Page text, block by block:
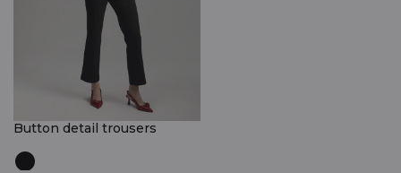
Button detail trousers